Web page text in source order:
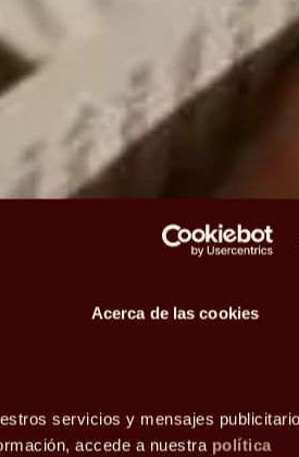
Acerca de las cookies
servicios y mensajes
accede a nuestra política